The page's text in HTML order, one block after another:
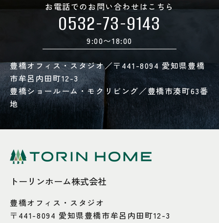
お電話でのお問い合わせはこちら
0532-73-9143
9:00〜18:00
豊橋オフィス・スタジオ／〒441-8094 愛知県豊橋
市牟呂内田町12-3
豊橋ショールーム・モクリビング／豊橋市湊町63番
地
トーリンホーム株式会社
豊橋オフィス・スタジオ
〒441-8094 愛知県豊橋市牟呂内田町12-3